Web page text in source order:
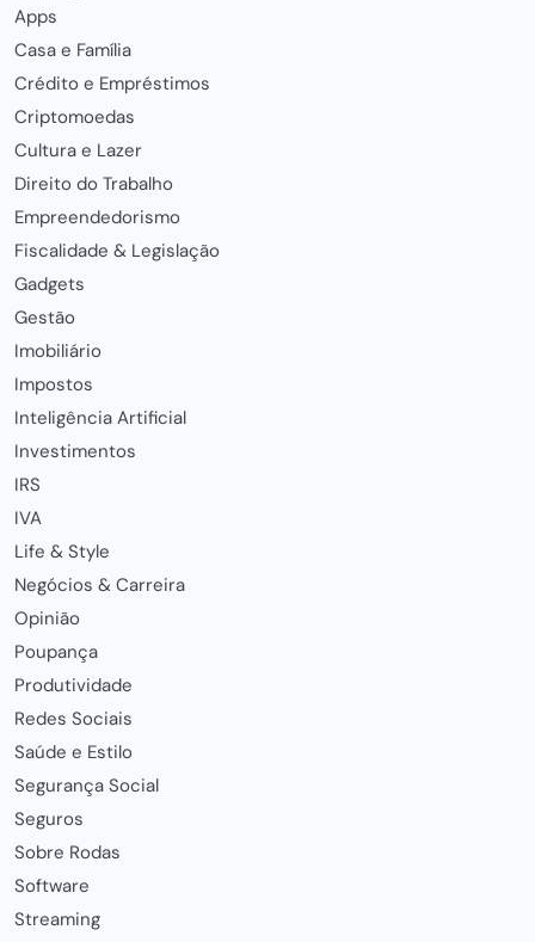
Apps
Casa e Família
Crédito e Empréstimos
Criptomoedas
Cultura e Lazer
Direito do Trabalho
Empreendedorismo
Fiscalidade & Legislação
Gadgets
Gestão
Imobiliário
Impostos
Inteligência Artificial
Investimentos
IRS
IVA
Life & Style
Negócios & Carreira
Opinião
Poupança
Produtividade
Redes Sociais
Saúde e Estilo
Segurança Social
Seguros
Sobre Rodas
Software
Streaming